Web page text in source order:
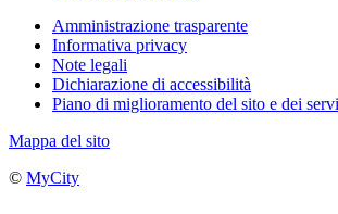
Amministrazione trasparente
Informativa privacy
Note legali
Dichiarazione di accessibilità
Piano di miglioramento del sito e dei
Mappa del sito
© MyCity